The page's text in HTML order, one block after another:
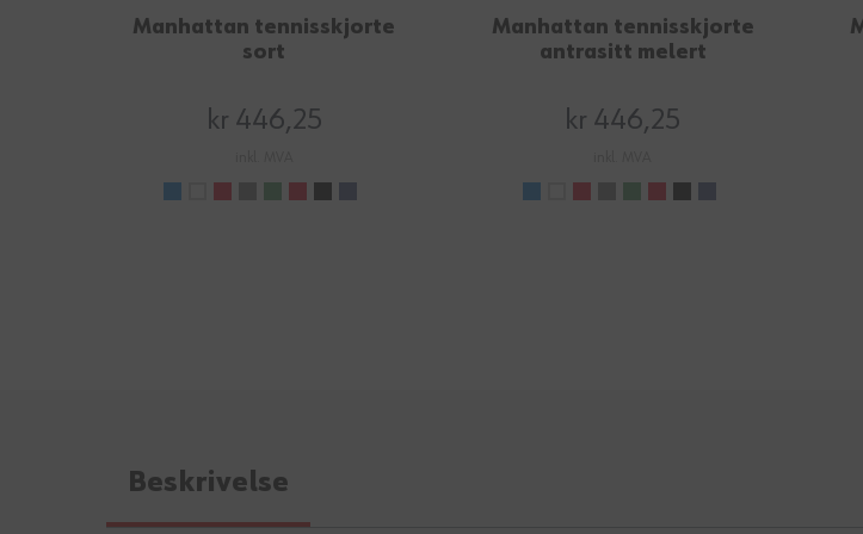
Manhattan tennisskjorte
sort
kr 446,25
Manhattan tennisskjorte
antrasitt melert
kr 446,25
Beskrivelse